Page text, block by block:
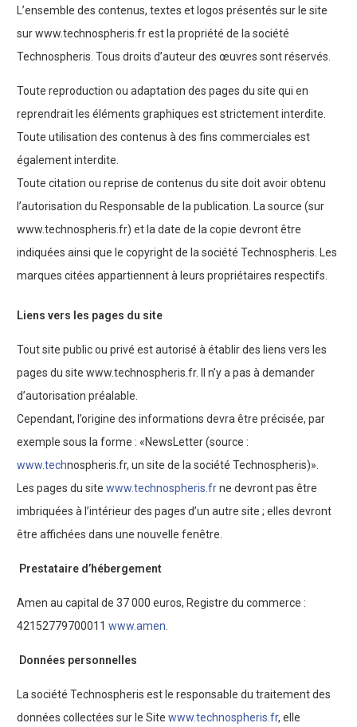
L’ensemble des contenus, textes et logos présentés sur le site
sur www.technospheris.fr est la propriété de la société
Technospheris. Tous droits d’auteur des œuvres sont réservés.
Toute reproduction ou adaptation des pages du site qui en
reprendrait les éléments graphiques est strictement interdite.
Toute utilisation des contenus à des fins commerciales est
également interdite.
Toute citation ou reprise de contenus du site doit avoir obtenu
l’autorisation du Responsable de la publication. La source (sur
www.technospheris.fr) et la date de la copie devront être
indiquées ainsi que le copyright de la société Technospheris. Les
marques citées appartiennent à leurs propriétaires respectifs.
Liens vers les pages du site
Tout site public ou privé est autorisé à établir des liens vers les
pages du site www.technospheris.fr. Il n’y a pas à demander
d’autorisation préalable.
Cependant, l’origine des informations devra être précisée, par
exemple sous la forme : «NewsLetter (source :
www.technospheris.fr, un site de la société Technospheris)».
Les pages du site www.technospheris.frne devront pas être
imbriquées à l’intérieur des pages d’un autre site ; elles devront
être affichées dans une nouvelle fenêtre.
Prestataire d’hébergement
Amen au capital de 37 000 euros, Registre du commerce :
42152779700011 www.amen.
Données personnelles
La société Technospheris est le responsable du traitement des
données collectées sur le Site www.technospheris.fr, elle